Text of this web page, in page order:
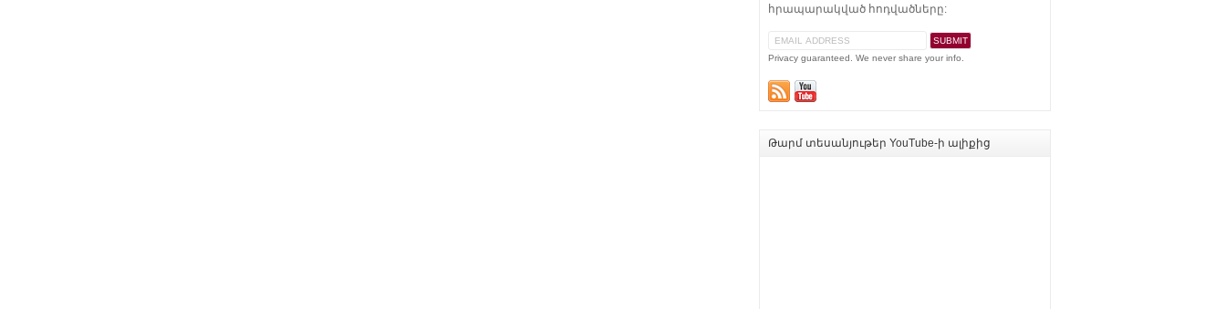
հրապարակված հոդվածները:
Privacy guaranteed. We never share your info.
Թարմ տեսանյութեր YouTube-ի ալիքից